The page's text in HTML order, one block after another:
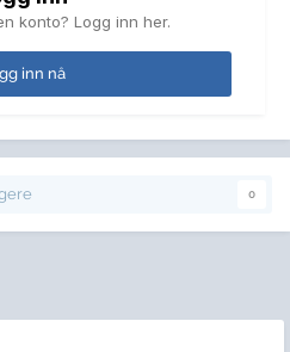
konto? Logg inn her.
inn nå
0